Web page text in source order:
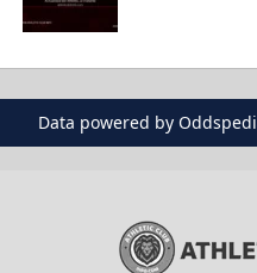
Data powered by